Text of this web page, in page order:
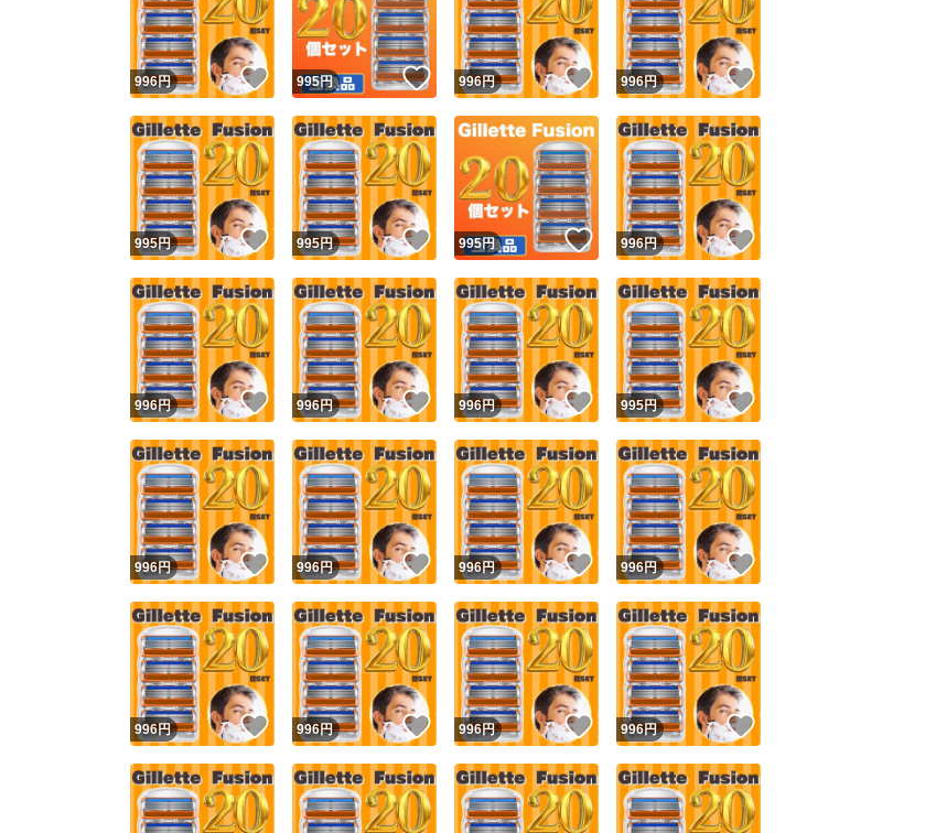
996円 いいね！
995円 いいね！
996円 いいね！
996円
995円 いいね！
995円 いいね！
995円 いいね！
996円
996円 いいね！
996円 いいね！
996円 いいね！
995円
996円 いいね！
996円 いいね！
996円 いいね！
996円
996円 いいね！
996円 いいね！
996円 いいね！
996円